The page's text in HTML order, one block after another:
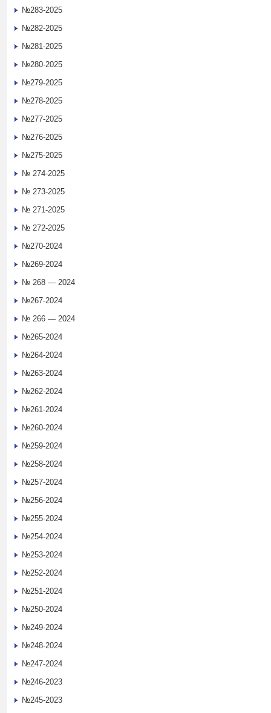
№283-2025
№282-2025
№281-2025
№280-2025
№279-2025
№278-2025
№277-2025
№276-2025
№275-2025
№ 274-2025
№ 273-2025
№ 271-2025
№ 272-2025
№270-2024
№269-2024
№ 268 — 2024
№267-2024
№ 266 — 2024
№265-2024
№264-2024
№263-2024
№262-2024
№261-2024
№260-2024
№259-2024
№258-2024
№257-2024
№256-2024
№255-2024
№254-2024
№253-2024
№252-2024
№251-2024
№250-2024
№249-2024
№248-2024
№247-2024
№246-2023
№245-2023